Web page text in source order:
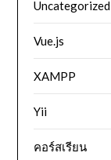
Uncategorized
Vue.js
XAMPP
Yii
คอร์สเรียน